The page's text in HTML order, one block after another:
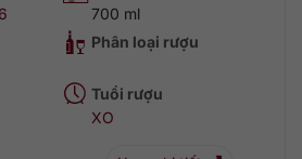
700 ml
Phân loại rượu
Tuổi rượu
XO